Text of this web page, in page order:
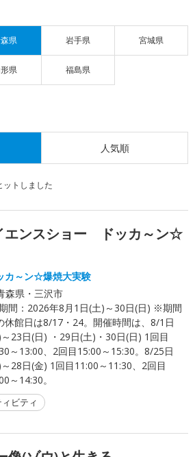
県 岩手県 宮城県
県 福島県
人気順
ットしました
エンスショー ドッカ～ン☆
カ～ン☆爆焼大実験
森県・三沢市
間： 2026年8月1日(土)～30日(日) ※期間
休館日は8/17・24。開催時間は、8/1日
23日(日) ・29日(土)・30日(日) 1回目
～13:00、2回目15:00～15:30。8/25日
28日(金) 1回目11:00～11:30、2回目
～14:30。
ビティ